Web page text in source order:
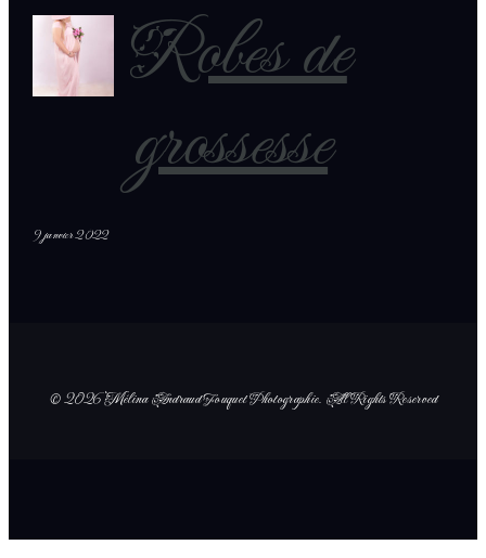
Robes de
grossesse
9 janvier 2022
© 2026 Mélina Andraud Fouquet Photographie. All Rights Reserved